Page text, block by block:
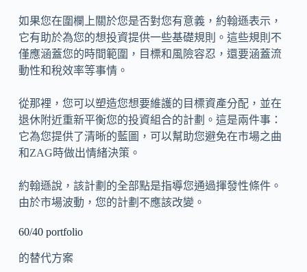
如果您在圍欄上關於您是否對您有意義，約翰遜表示，
它有助於為您的想投資提供一些基礎規則。這些規則不
僅應涵蓋您的時間範圍，目標和風險容忍，還要涵蓋流
動性和稅效率等事情。
從那裡，您可以塑造您想要維護的目標資產分配，並在
退休附近重新平衡您的投資組合的計劃。這是兩件事：
它為您提供了清晰的藍圖，可以幫助您避免在市場之曲
和ZAG時做出情緒決策。
約翰遜說，該計劃的全部點是指導您通過揮發性條件。
由於市場波動，您的計劃不應該改變。
60/40 portfolio
的替代方案